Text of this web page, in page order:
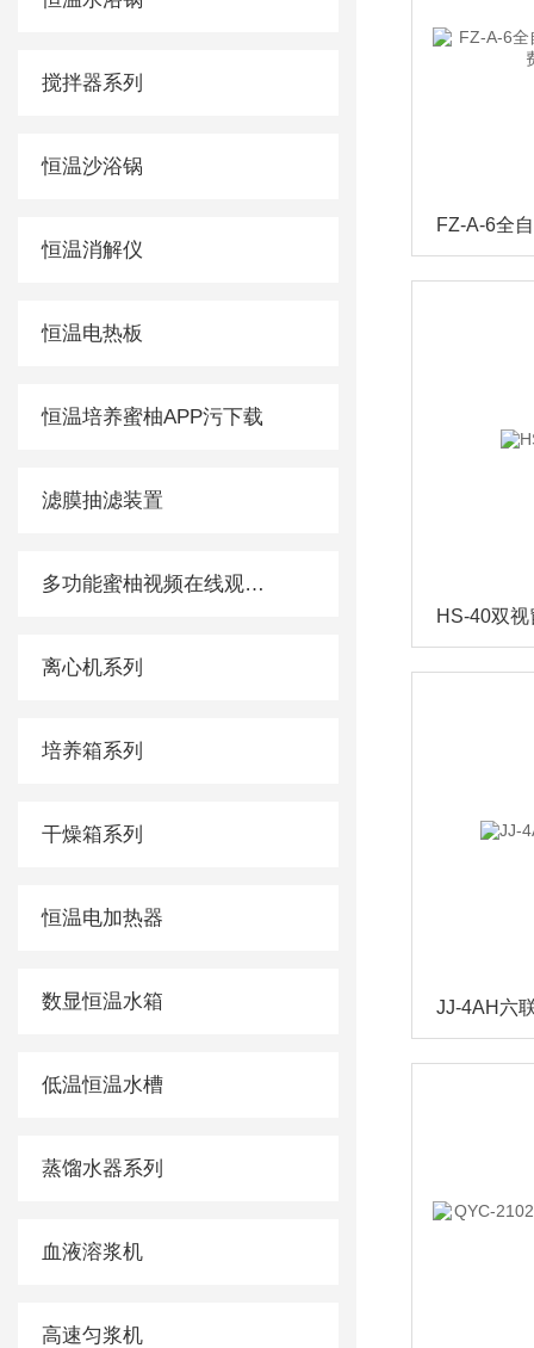
搅拌器系列
恒温沙浴锅
恒温消解仪
恒温电热板
恒温培养蜜柚APP污下载
滤膜抽滤装置
多功能蜜柚视频在线观看免费观看
离心机系列
培养箱系列
干燥箱系列
恒温电加热器
数显恒温水箱
低温恒温水槽
蒸馏水器系列
血液溶浆机
高速匀浆机
HS-40双
JJ-4AH六